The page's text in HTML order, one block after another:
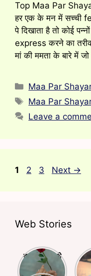
Top Maa Par
हर एक के मन में सच्ची
पे दिखाता है तो कोई
express करने का
मां की ममता के बारे में
Categories
Maa Par
Tags
Maa Par
Leave a
Page
1 Page
2 Page
3 Next →
Web Stories
क्या आपने किसी
से प्यार किया है?
अगर हाँ तो ये